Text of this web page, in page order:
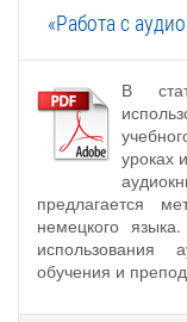
«Работа с
В
уроках
предлагается
немецкого
использования
обучения и